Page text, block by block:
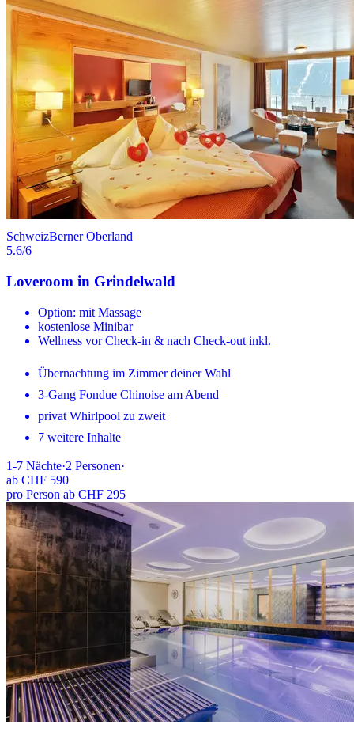
SchweizBerner Oberland
5.6/6
Loveroom in Grindelwald
Option: mit Massage
kostenlose Minibar
Wellness vor Check-in & nach Check-out inkl.
Übernachtung im Zimmer deiner Wahl
3-Gang Fondue Chinoise am Abend
privat Whirlpool zu zweit
7 weitere Inhalte
1-7 Nächte·2 Personen·
ab CHF 590
pro Person ab CHF 295